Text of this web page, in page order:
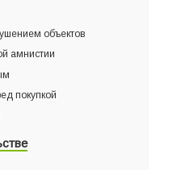
объектов
амнистии
покупкой